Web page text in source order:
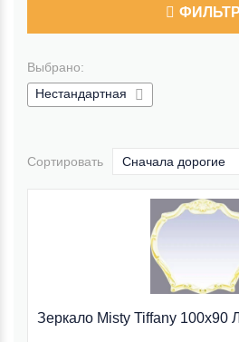
ФИЛЬТР
Выбрано:
Нестандартная
Сортировать Сначала дорогие
Зеркало Misty Tiffany 100x90